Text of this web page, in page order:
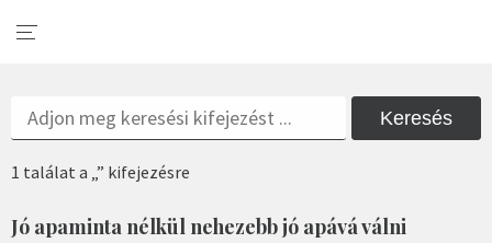
Keresés
1 találat a „” kifejezésre
Jó apaminta nélkül nehezebb jó apává válni